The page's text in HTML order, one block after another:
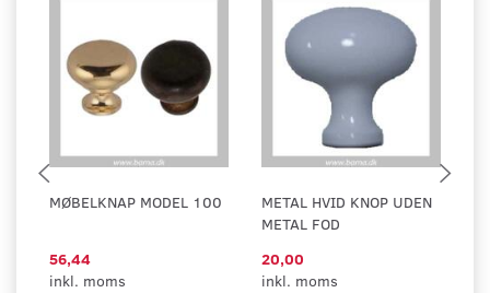
MØBELKNAP MODEL 100
56,44
inkl. moms
METAL HVID KNOP UDEN
METAL FOD
20,00
inkl. moms